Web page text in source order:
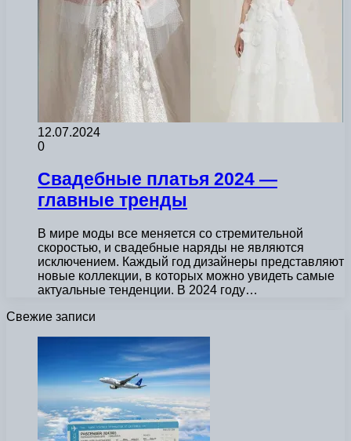
12.07.2024
0
Свадебные платья 2024 —
главные тренды
В мире моды все меняется со стремительной
скоростью, и свадебные наряды не являются
исключением. Каждый год дизайнеры представляют
новые коллекции, в которых можно увидеть самые
актуальные тенденции. В 2024 году…
Свежие записи